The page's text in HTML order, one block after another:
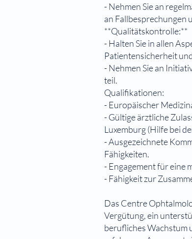
- Nehmen Sie an
an Fallbesprechungen
**Qualitätskontrolle:**
- Halten Sie in allen
Patientensicherheit
- Nehmen Sie an
teil.
Qualifikationen:
- Europäischer
- Gültige ärztliche
Luxemburg (Hilfe bei
- Ausgezeichnete
Fähigkeiten.
- Engagement für eine
- Fähigkeit zur
Das Centre
Vergütung, ein
berufliches Wachstum